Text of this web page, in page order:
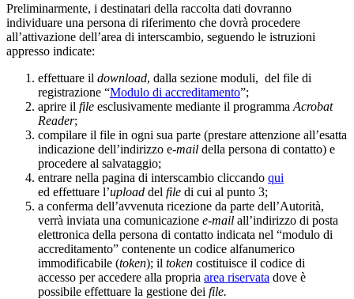
Preliminarmente, i destinatari della raccolta dati dovranno
individuare una persona di riferimento che dovrà procedere
all’attivazione dell’area di interscambio, seguendo le istruzioni
appresso indicate:
effettuare il download, dalla sezione moduli, del file di
registrazione “Modulo di accreditamento”;
aprire il file esclusivamente mediante il programma Acrobat
Reader;
compilare il file in ogni sua parte (prestare attenzione all’esatta
indicazione dell’indirizzo e-mail della persona di contatto) e
procedere al salvataggio;
entrare nella pagina di interscambio cliccando qui
ed effettuare l’upload del file di cui al punto 3;
a conferma dell’avvenuta ricezione da parte dell’Autorità,
verrà inviata una comunicazione e-mail all’indirizzo di posta
elettronica della persona di contatto indicata nel “modulo di
accreditamento” contenente un codice alfanumerico
immodificabile (token); il token costituisce il codice di
accesso per accedere alla propria area riservata dove è
possibile effettuare la gestione dei file.